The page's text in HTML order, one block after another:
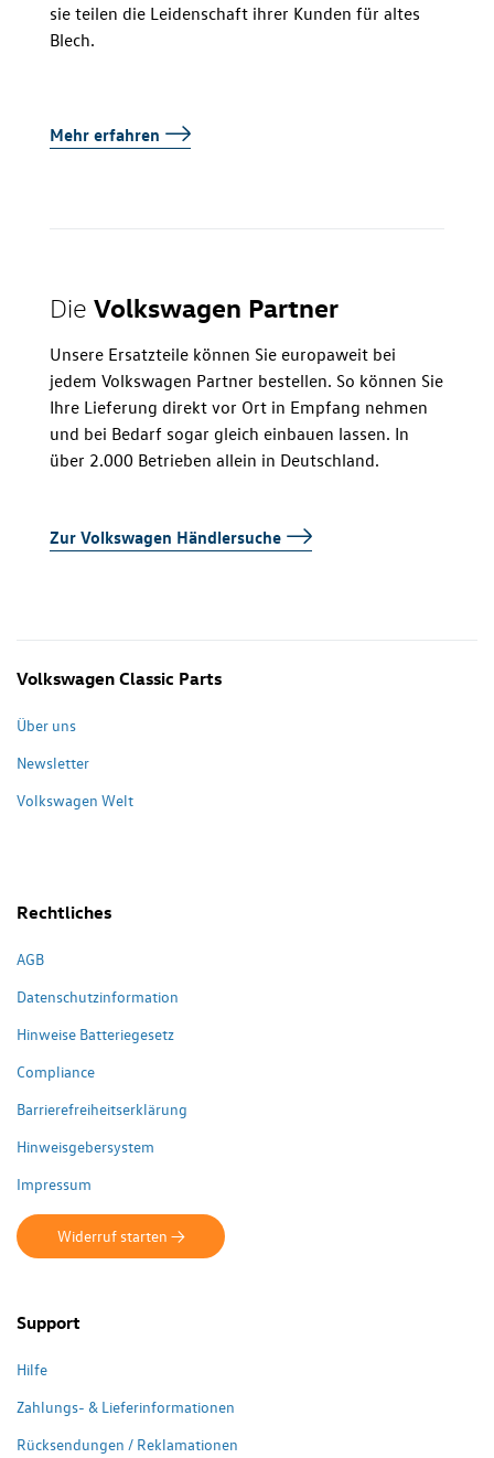
sie teilen die Leidenschaft ihrer Kunden für altes
Blech.
Mehr erfahren
Die Volkswagen Partner
Unsere Ersatzteile können Sie europaweit bei
jedem Volkswagen Partner bestellen. So können Sie
Ihre Lieferung direkt vor Ort in Empfang nehmen
und bei Bedarf sogar gleich einbauen lassen. In
über 2.000 Betrieben allein in Deutschland.
Zur Volkswagen Händlersuche
Volkswagen Classic Parts
Über uns
Newsletter
Volkswagen Welt
Rechtliches
AGB
Datenschutzinformation
Hinweise Batteriegesetz
Compliance
Barrierefreiheitserklärung
Hinweisgebersystem
Impressum
Widerruf starten ->
Support
Hilfe
Zahlungs- & Lieferinformationen
Rücksendungen / Reklamationen